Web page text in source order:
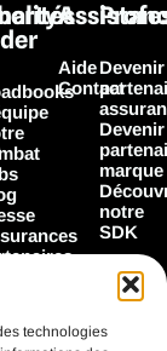
technologies
Aide
Contact
Devenir
Devenir
marque
notre
SDK